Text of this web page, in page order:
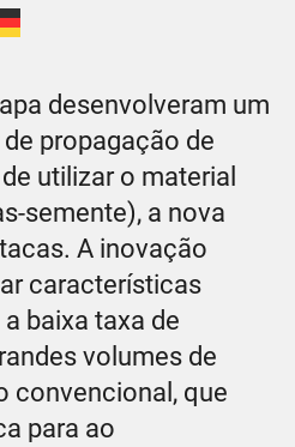
desenvolveram um
propagação de
utilizar o material
semente), a nova
A inovação
características
baixa taxa de
volumes de
convencional, que
para ao